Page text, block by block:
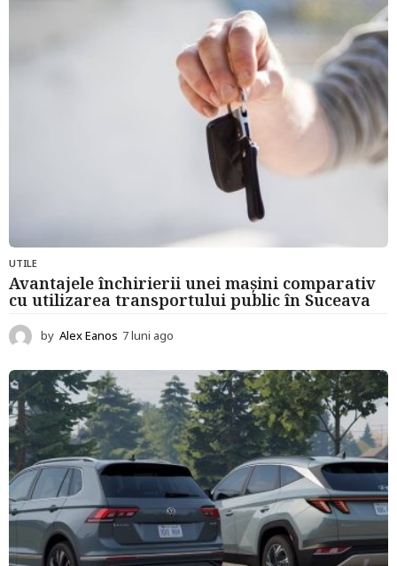
UTILE
Avantajele închirierii unei mașini comparativ
cu utilizarea transportului public în Suceava
by Alex Eanos 7 luni ago
u
n
i
a
g
o